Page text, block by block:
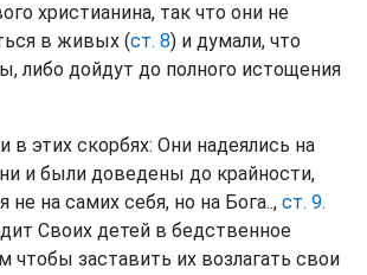
христианина, так что они не
в живых (ст. 8) и думали, что
либо дойдут до полного истощения
в этих скорбях: Они надеялись на
и были доведены до крайности,
не на самих себя, но на Бога.., ст. 9.
Своих детей в бедственное
чтобы заставить их возлагать свои